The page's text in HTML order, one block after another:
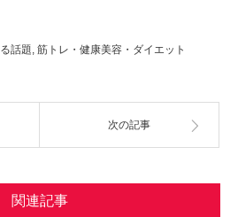
話題 筋トレ・健康美容・ダイエット
次の記事
関連記事